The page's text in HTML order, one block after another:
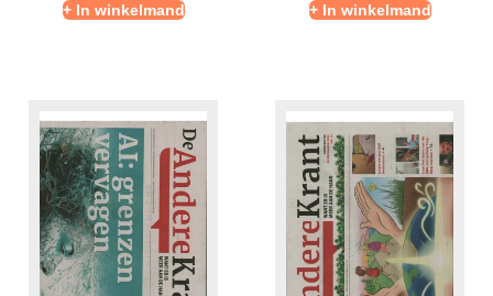
+ In winkelmand + In winkelmand